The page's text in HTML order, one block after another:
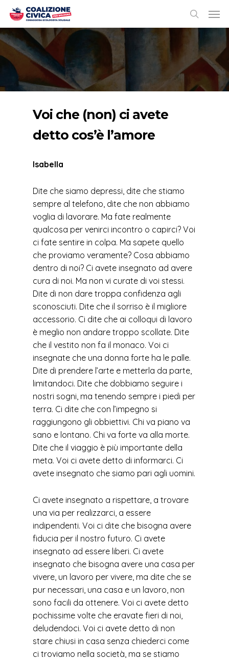
Voi che (non) ci avete
detto cos’è l’amore
Isabella
Dite che siamo depressi, dite che stiamo
sempre al telefono, dite che non abbiamo
voglia di lavorare. Ma fate realmente
qualcosa per venirci incontro o capirci? Voi
ci fate sentire in colpa. Ma sapete quello
che proviamo veramente? Cosa abbiamo
dentro di noi? Ci avete insegnato ad avere
cura di noi. Ma non vi curate di voi stessi.
Dite di non dare troppa confidenza agli
sconosciuti. Dite che il sorriso è il migliore
accessorio. Ci dite che ai colloqui di lavoro
è meglio non andare troppo scollate. Dite
che il vestito non fa il monaco. Voi ci
insegnate che una donna forte ha le palle.
Dite di prendere l’arte e metterla da parte,
limitandoci. Dite che dobbiamo seguire i
nostri sogni, ma tenendo sempre i piedi per
terra. Ci dite che con l’impegno si
raggiungono gli obbiettivi. Chi va piano va
sano e lontano. Chi va forte va alla morte.
Dite che il viaggio è più importante della
meta. Voi ci avete detto di informarci. Ci
avete insegnato che siamo pari agli uomini.
Ci avete insegnato a rispettare, a trovare
una via per realizzarci, a essere
indipendenti. Voi ci dite che bisogna avere
fiducia per il nostro futuro. Ci avete
insegnato ad essere liberi. Ci avete
insegnato che bisogna avere una casa per
vivere, un lavoro per vivere, ma dite che se
pur necessari, una casa e un lavoro, non
sono facili da ottenere. Voi ci avete detto
pochissime volte che eravate fieri di noi,
deludendoci. Voi ci avete detto di non
stare chiusi in casa senza chiederci come
ci troviamo nella società, ma se stiamo